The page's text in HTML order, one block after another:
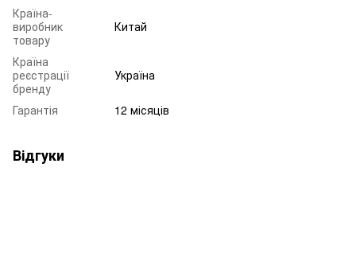
Країна-
виробник
товару
Китай
Країна
реєстрації
бренду
Україна
Гарантія 12 місяців
Відгуки